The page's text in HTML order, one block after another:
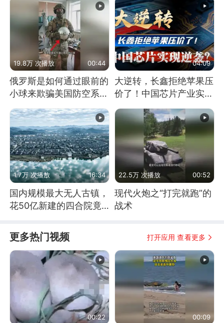
19.8万 次播放 00:44
俄罗斯是如何通过眼前的
小球来欺骗美国防空系统
04:09
大逆转，长鑫拒绝苹果压
价了！中国芯片产业实现
1.7万 次播放 16:34
国内规模最大无人古镇，
花50亿新建的四合院竟
22.5万 次播放 00:52
现代火炮之“打完就跑”的
战术
更多热门视频 打开应用 查看更多
00:22 00:09